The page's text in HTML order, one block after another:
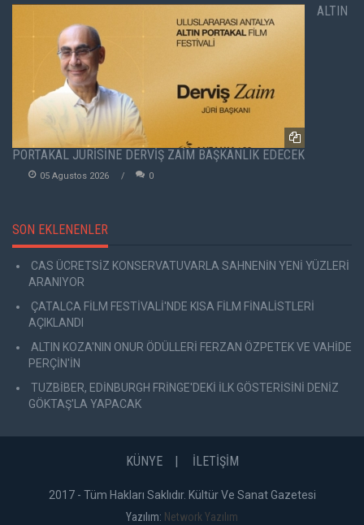
ALTIN
PORTAKAL JÜRİSİNE DERVİŞ ZAİM BAŞKANLIK EDECEK
05 Agustos 2026 0
SON EKLENENLER
CAS ÜCRETSİZ KONSERVATUVARLA SAHNENİN YENİ YÜZLERİ
ARANIYOR
ÇATALCA FİLM FESTİVALİ'NDE KISA FİLM FİNALİSTLERİ
AÇIKLANDI
ALTIN KOZA'NIN ONUR ÖDÜLLERİ FERZAN ÖZPETEK VE VAHİDE
PERÇİN'İN
TUZBİBER, EDİNBURGH FRİNGE'DEKİ İLK GÖSTERİSİNİ DENİZ
GÖKTAŞ'LA YAPACAK
KÜNYE İLETİŞİM
2017 - Tüm Hakları Saklıdır. Kültür Ve Sanat Gazetesi
Yazılım: Network Yazılım